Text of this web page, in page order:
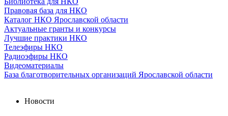
Правовая база для НКО
Каталог НКО Ярославской области
Актуальные гранты и конкурсы
Лучшие практики НКО
Телеэфиры НКО
Радиоэфиры НКО
Видеоматериалы
База благотворительных организаций Ярославской области
Новости